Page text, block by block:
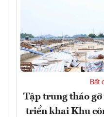
Bất
Tập trung tháo
triển khai Khu